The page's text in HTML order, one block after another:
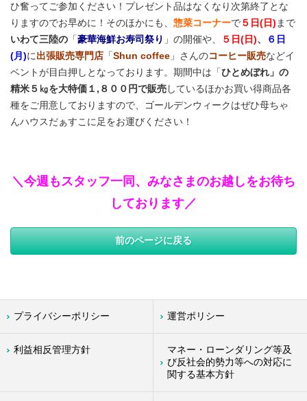
ひ奮ってご参加ください！プレゼント品はなくなり次第終了とな
りますのでお早めに！そのほかにも、 惣菜コーナーで ５日(日) まで
いわて三陸の 「豪華海鮮お寿司祭り 」の開催や、 ５日(日)、
６日
(月)に 出張販売専門店 「Shun coffee 」さんのコーヒー販売などイ
ベントが目白押しとなっております。期間中は「ひとめぼれ」の
精米５㎏を大特価１,８００円で販売 しているほかお買い得商品各
種をご用意しておりますので、ゴールデンウィークはぜひ母ちゃ
んハウスだぁすこに足をお運びください！
＼今週もスタッフ一同、みなさまのお越しをお待ち
しております／
前のページに戻る
プライバシーポリシー 運営ポリシー
利益相反管理方針
マネー・ローンダリング等及
び反社会的勢力等への対応に
関する基本方針